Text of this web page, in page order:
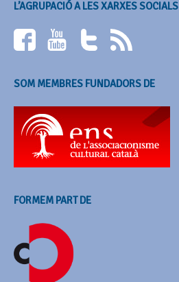
L’AGRUPACIÓ A LES XARXES SOCIALS
SOM MEMBRES FUNDADORS DE
FORMEM PART DE